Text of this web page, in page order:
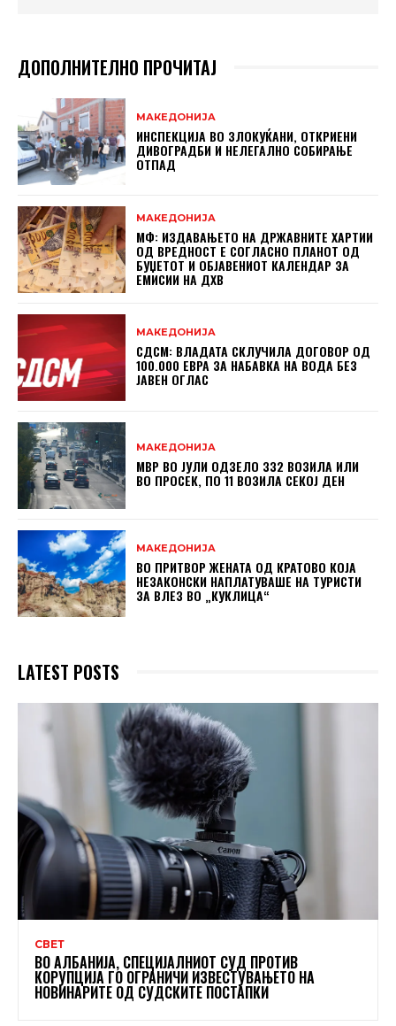
ДОПОЛНИТЕЛНО ПРОЧИТАЈ
МАКЕДОНИЈА
ИНСПЕКЦИЈА ВО ЗЛОКУЌАНИ, ОТКРИЕНИ
ДИВОГРАДБИ И НЕЛЕГАЛНО СОБИРАЊЕ
ОТПАД
МАКЕДОНИЈА
МФ: ИЗДАВАЊЕТО НА ДРЖАВНИТЕ ХАРТИИ
ОД ВРЕДНОСТ Е СОГЛАСНО ПЛАНОТ ОД
БУЏЕТОТ И ОБЈАВЕНИОТ КАЛЕНДАР ЗА
ЕМИСИИ НА ДХВ
МАКЕДОНИЈА
СДСМ: ВЛАДАТА СКЛУЧИЛА ДОГОВОР ОД
100.000 ЕВРА ЗА НАБАВКА НА ВОДА БЕЗ
ЈАВЕН ОГЛАС
МАКЕДОНИЈА
МВР ВО ЈУЛИ ОДЗЕЛО 332 ВОЗИЛА ИЛИ
ВО ПРОСЕК, ПО 11 ВОЗИЛА СЕКОЈ ДЕН
МАКЕДОНИЈА
ВО ПРИТВОР ЖЕНАТА ОД КРАТОВО КОЈА
НЕЗАКОНСКИ НАПЛАТУВАШЕ НА ТУРИСТИ
ЗА ВЛЕЗ ВО „КУКЛИЦА“
LATEST POSTS
СВЕТ
ВО АЛБАНИЈА, СПЕЦИЈАЛНИОТ СУД ПРОТИВ
КОРУПЦИЈА ГО ОГРАНИЧИ ИЗВЕСТУВАЊЕТО НА
НОВИНАРИТЕ ОД СУДСКИТЕ ПОСТАПКИ